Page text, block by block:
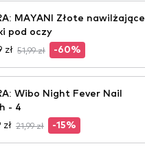
MAYANI Złote nawilżające
pod oczy
zł 51,99 zł -60%
Wibo Night Fever Nail
- 4
zł 21,99 zł -15%